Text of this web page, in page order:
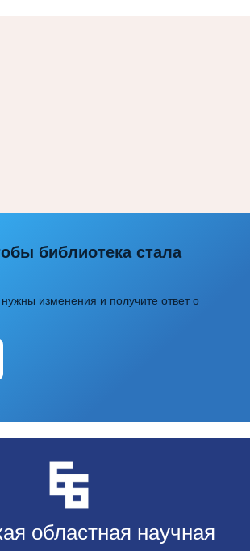
библиотека стала
изменения и получите ответ о
областная научная